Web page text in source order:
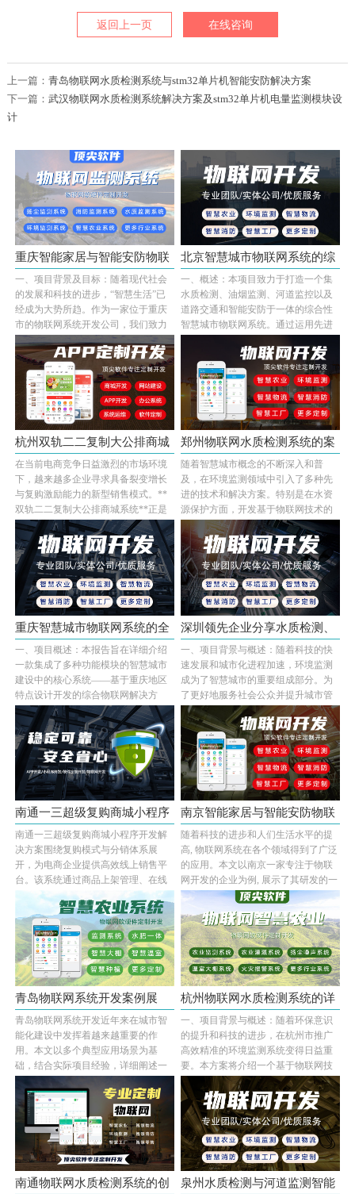
返回上一页 在线咨询
上一篇： 青岛物联网水质检测系统与stm32单片机智能安防解决方案
下一篇： 武汉物联网水质检测系统解决方案及stm32单片机电量监测模块设
计
重庆智能家居与智能安防物联
网系统···
一、项目背景及目标：随着现代社会
的发展和科技的进步，“智慧生活”已
经成为大势所趋。作为一家位于重庆
市的物联网系统开发公司，我们致力
于为客户提···...
北京智慧城市物联网系统的综
合解决···
一、概述：本项目致力于打造一个集
水质检测、油烟监测、河道监控以及
道路交通和智能安防于一体的综合性
智慧城市物联网系统。通过运用先进
杭州双轨二二复制大公排商城
系统专···
在当前电商竞争日益激烈的市场环境
下，越来越多企业寻求具备裂变增长
与复购激励能力的新型销售模式。**
双轨二二复制大公排商城系统**正是
为此类需求量···...
郑州物联网水质检测系统的案
例展示···
随着智慧城市概念的不断深入和普
及，在环境监测领域中引入了多种先
进的技术和解决方案。特别是在水资
源保护方面，开发基于物联网技术的
智能监控系统显···...
重庆智慧城市物联网系统的全
面解析···
一、项目概述：本报告旨在详细介绍
一款集成了多种功能模块的智慧城市
建设中的核心系统——基于重庆地区
特点设计开发的综合物联网解决方
案。该方案涵盖···...
深圳领先企业分享水质检测、
河道监···
一、项目背景与概述：随着科技的快
速发展和城市化进程加速，环境监测
成为了智慧城市的重要组成部分。为
了更好地服务社会公众并提升城市管
理效率，在深···...
南通一三超级复购商城小程序
开发 |···
南通一三超级复购商城小程序开发解
决方案围绕复购模式与分销体系展
开，为电商企业提供高效线上销售平
台。该系统通过商品上架管理、在线
订单处理、多支···...
南京智能家居与智能安防物联
网系统···
随着科技的进步和人们生活水平的提
高, 物联网系统在各个领域得到了广泛
的应用。本文以南京一家专注于物联
网开发的企业为例, 展示了其研发的一
款集成了···...
青岛物联网系统开发案例展
示：多场···
青岛物联网系统开发近年来在城市智
能化建设中发挥着越来越重要的作
用。本文以多个典型应用场景为基
础，结合实际项目经验，详细阐述一
杭州物联网水质检测系统的详
细案例···
一、项目背景与概述：随着环保意识
的提升和科技的进步，在杭州市推广
高效精准的环境监测系统变得日益重
要。本方案将介绍一个基于物联网技
术的城市河道···...
南通物联网水质检测系统的创
泉州水质检测与河道监测智能